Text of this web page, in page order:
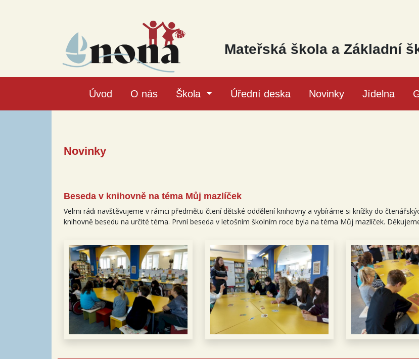
Mateřská škola a Základní
Úvod O nás Škola Úřední deska Novinky Jídelna
Novinky
Beseda v knihovně na téma Můj mazlíček
Velmi rádi navštěvujeme v rámci předmětu čtení dětské oddělení knihovny a vybíráme si knížky do
knihovně besedu na určité téma. První beseda v letošním školním roce byla na téma Můj mazlíček.